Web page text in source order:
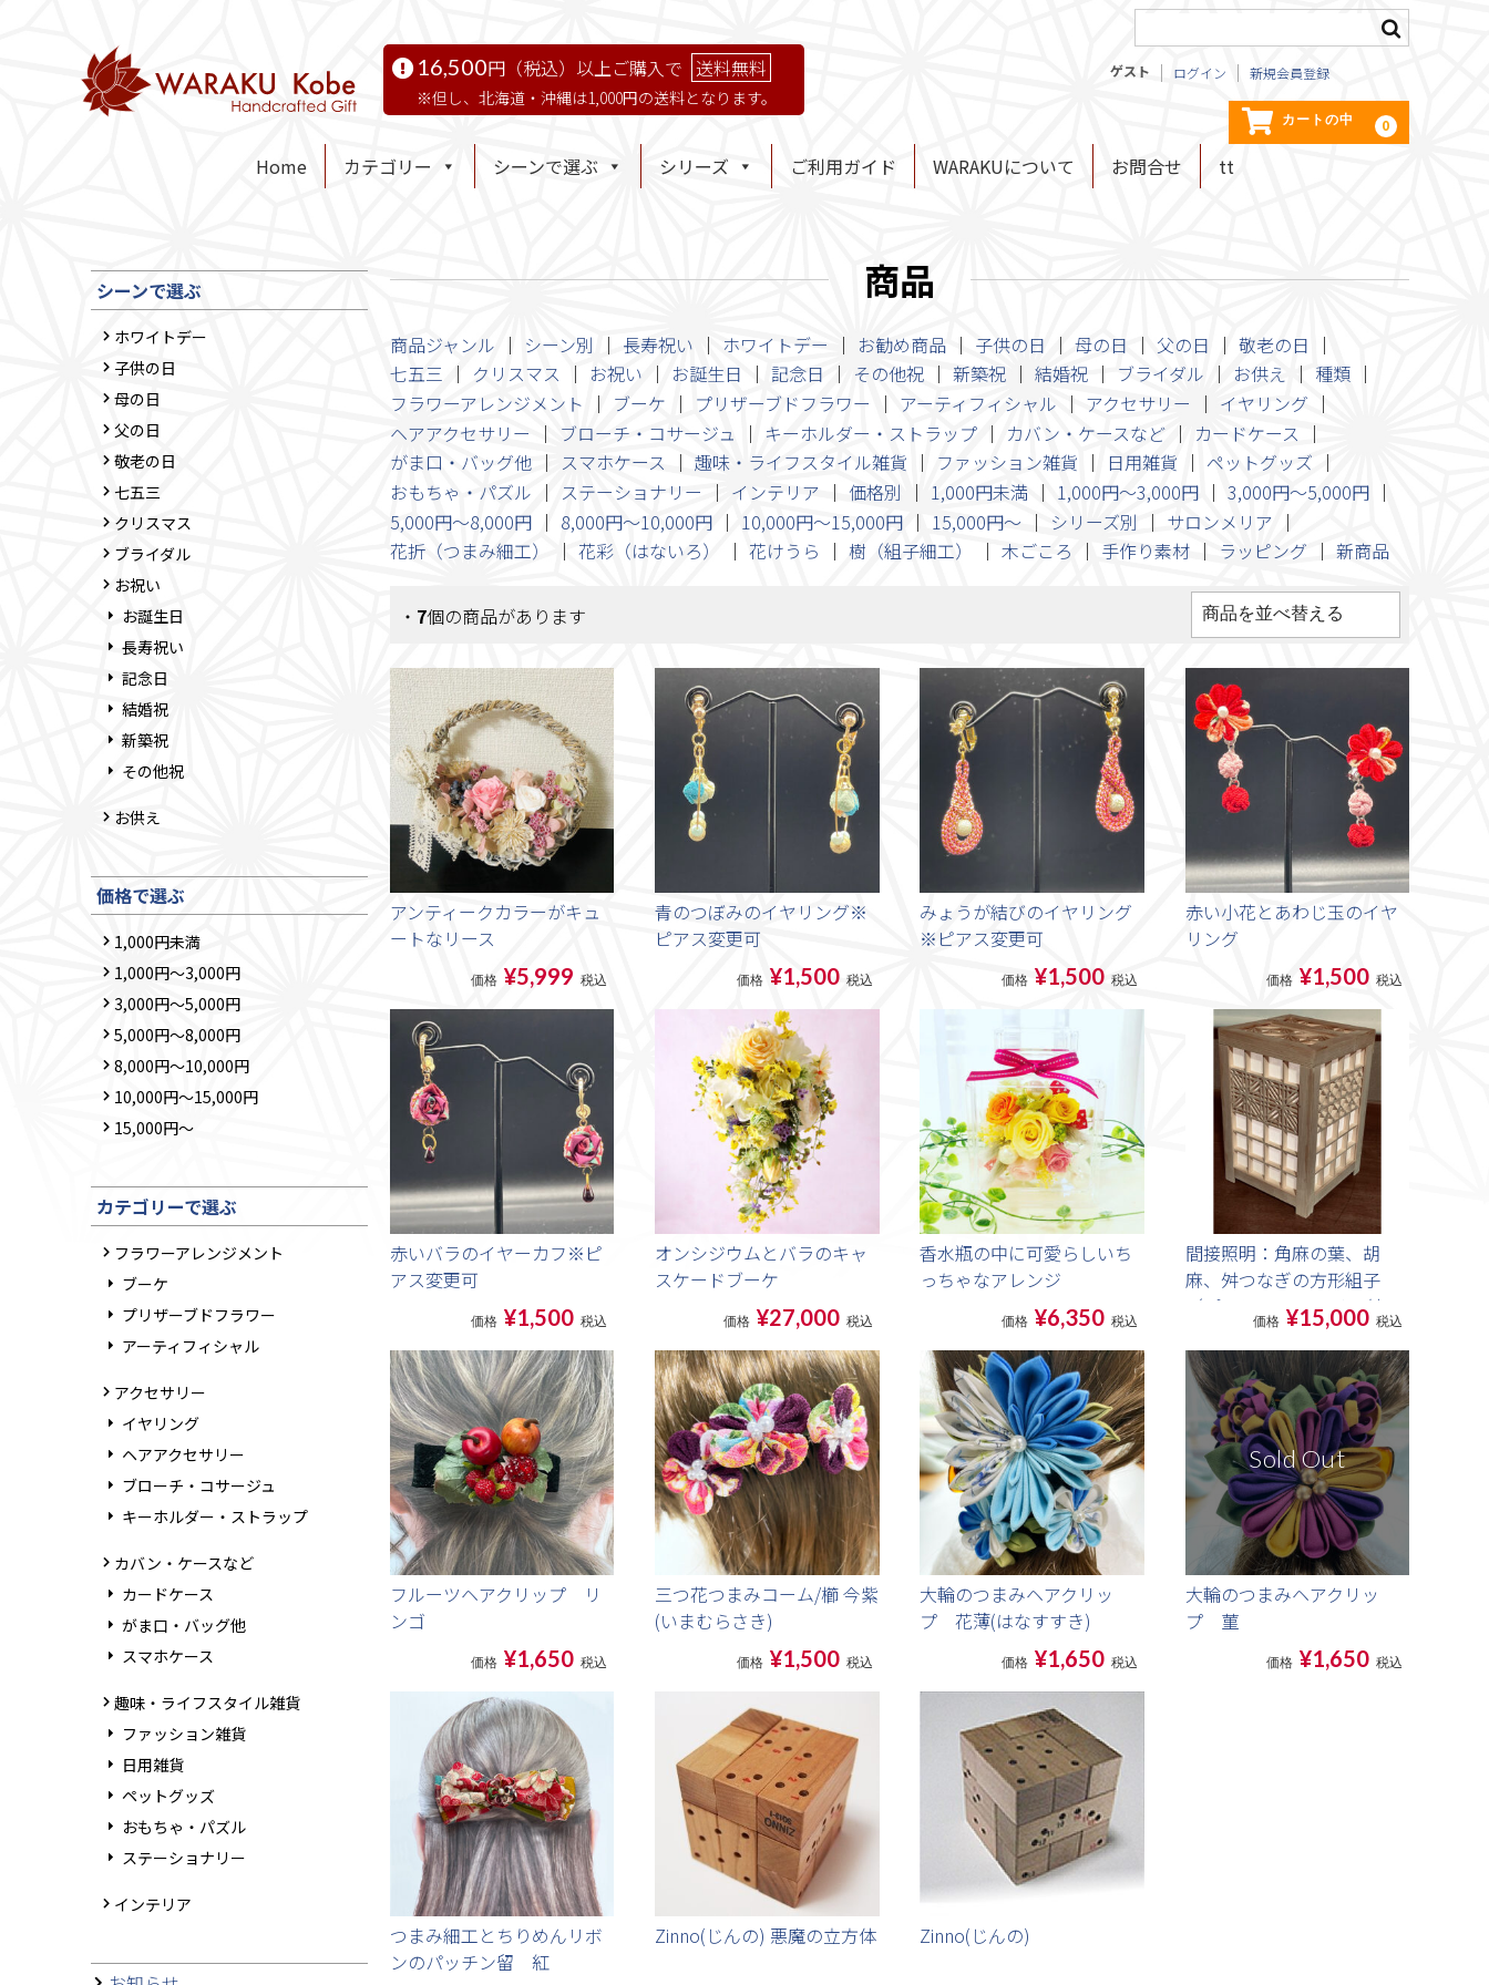
16,500円（税込）以上ご購入で 送料無料
但し、北海道・沖縄は1,000円の送料となります。
ゲスト ログイン 新規会員登録
カートの中 0
Home カテゴリー シーンで選ぶ シリーズ ご利用ガイド WARAKUについて お問合せ tt
商品
商品ジャンル シーン別 長寿祝い ホワイトデー お勧め商品 子供の日 母の日 父の日
敬老の日
七五三
クリスマス お祝い お誕生日 記念日 その他祝 新築祝 結婚祝 ブライダル お供え
種類
フラワーアレンジメント
ブーケ プリザーブドフラワー アーティフィシャル アクセサリー
イヤリング
ヘアアクセサリー
ブローチ・コサージュ キーホルダー・ストラップ カバン・ケースなど
カードケース
がま口・バッグ他
スマホケース 趣味・ライフスタイル雑貨 ファッション雑貨 日用雑貨
ペットグッズ
おもちゃ・パズル
ステーショナリー インテリア 価格別 1,000円未満 1,000円～3,000円
3,000円～5,000円
5,000円～8,000円
8,000円～10,000円 10,000円～15,000円 15,000円～ シリーズ別
サロンメリア
花折（つまみ細工）
花彩（はないろ） 花けうら 樹（組子細工） 木ごころ 手作り素材 ラッピング 新商品
・ 7個の商品があります
アンティークカラーがキュ
ートなリース
価格 ¥5,999 税込
青のつぼみのイヤリング※
ピアス変更可
価格 ¥1,500 税込
みょうが結びのイヤリング
※ピアス変更可
価格 ¥1,500 税込
赤い小花とあわじ玉のイヤ
リング
価格 ¥1,500 税込
赤いバラのイヤーカフ※ピ
アス変更可
価格 ¥1,500 税込
オンシジウムとバラのキャ
スケードブーケ
価格 ¥27,000 税込
香水瓶の中に可愛らしいち
っちゃなアレンジ
価格 ¥6,350 税込
間接照明：角麻の葉、胡
麻、舛つなぎの方形組子
（プッシュ LEDライト付
価格 ¥15,000 税込
フルーツヘアクリップ リ
ンゴ
価格 ¥1,650 税込
三つ花つまみコーム/櫛 今紫
(いまむらさき)
価格 ¥1,500 税込
大輪のつまみヘアクリッ
プ 花薄(はなすすき)
価格 ¥1,650 税込
Sold Out
大輪のつまみヘアクリッ
プ 菫
価格 ¥1,650 税込
つまみ細工とちりめんリボ
ンのパッチン留 紅
Zinno(じんの) 悪魔の立方体 Zinno(じんの)
シーンで選ぶ
ホワイトデー
子供の日
母の日
父の日
敬老の日
七五三
クリスマス
ブライダル
お祝い
お誕生日
長寿祝い
記念日
結婚祝
新築祝
その他祝
お供え
価格で選ぶ
1,000円未満
1,000円～3,000円
3,000円～5,000円
5,000円～8,000円
8,000円～10,000円
10,000円～15,000円
15,000円～
カテゴリーで選ぶ
フラワーアレンジメント
ブーケ
プリザーブドフラワー
アーティフィシャル
アクセサリー
イヤリング
ヘアアクセサリー
ブローチ・コサージュ
キーホルダー・ストラップ
カバン・ケースなど
カードケース
がま口・バッグ他
スマホケース
趣味・ライフスタイル雑貨
ファッション雑貨
日用雑貨
ペットグッズ
おもちゃ・パズル
ステーショナリー
インテリア